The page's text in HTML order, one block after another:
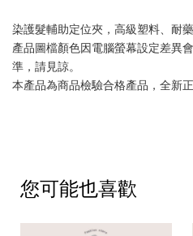
染護髮輔助定位夾，高級塑料、耐
產品圖檔顏色因電腦螢幕設定差異
準，請見諒。
本產品為商品檢驗合格產品，全新
您可能也喜歡